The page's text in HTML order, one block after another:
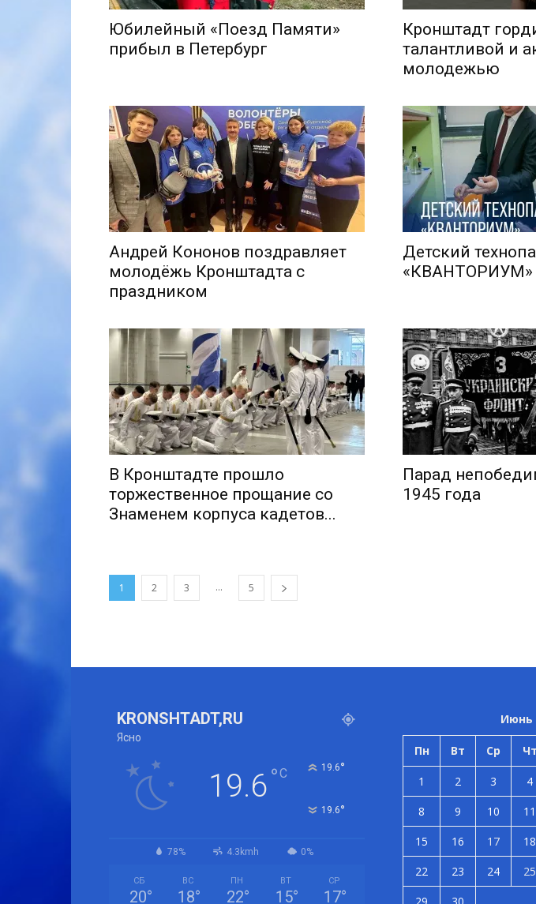
Юбилейный «Поезд Памяти»
прибыл в Петербург
Кронштадт
талантливой и
молодежью
Андрей Кононов поздравляет
молодёжь Кронштадта с
праздником
Детский
«КВАНТОРИУМ»
В Кронштадте прошло
торжественное прощание со
Знаменем корпуса кадетов...
Парад
1945 года
1 2 3 ... 5
KRONSHTADT,RU
Ясно
19.6°C 19.6°
19.6°
78% 4.3kmh 0%
СБ
20°
ВС
18°
ПН
22°
ВТ
15°
СР
17°
Июнь
Пн Вт Ср Чт
1 2 3 4
8
9 10 11
15
16 17 18
22
23 24 25